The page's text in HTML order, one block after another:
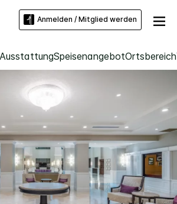
Anmelden / Mitglied werden
AusstattungSpeisenangebotOrtsbereich